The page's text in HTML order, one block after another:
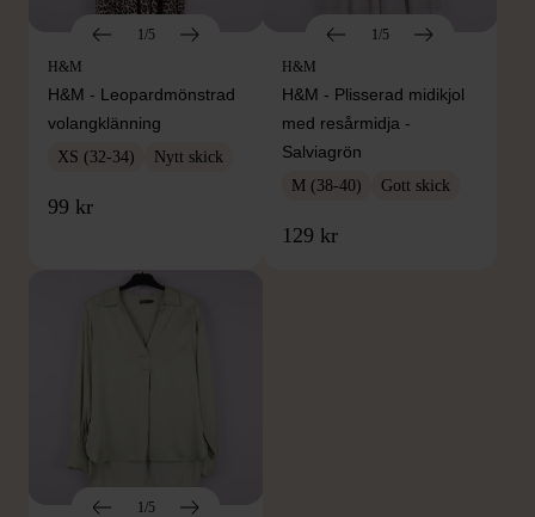
1/5
H&M
H&M - Leopardmönstrad
volangklänning
XS (32-34) Nytt skick
99 kr
1/5
H&M
H&M - Plisserad midikjol
med resårmidja -
Salviagrön
M (38-40) Gott skick
129 kr
1/5